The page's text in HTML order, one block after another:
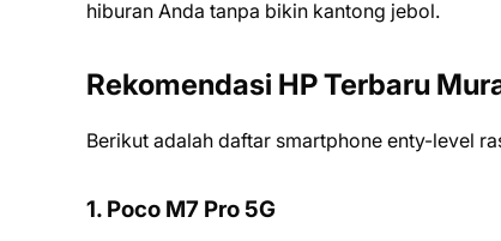
hiburan Anda tanpa bikin kantong jebol.
Rekomendasi HP Terbaru
Berikut adalah daftar smartphone enty-level
1. Poco M7 Pro 5G